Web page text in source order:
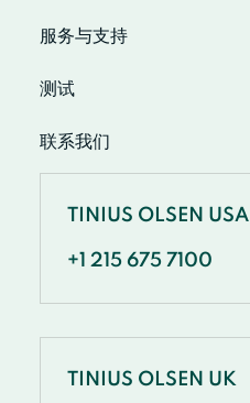
服务与支持
测试
联系我们
TINIUS OLSEN USA
+1 215 675 7100
TINIUS OLSEN UK